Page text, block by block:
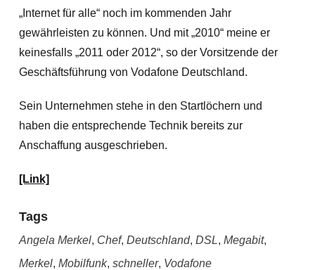
„Internet für alle“ noch im kommenden Jahr
gewährleisten zu können. Und mit „2010“ meine er
keinesfalls „2011 oder 2012“, so der Vorsitzende der
Geschäftsführung von Vodafone Deutschland.
Sein Unternehmen stehe in den Startlöchern und
haben die entsprechende Technik bereits zur
Anschaffung ausgeschrieben.
[Link]
Tags
Angela Merkel, Chef, Deutschland, DSL, Megabit,
Merkel, Mobilfunk, schneller, Vodafone